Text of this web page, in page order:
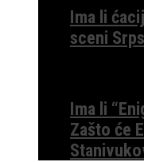
Ima li
sceni
Ima li
Zašto će